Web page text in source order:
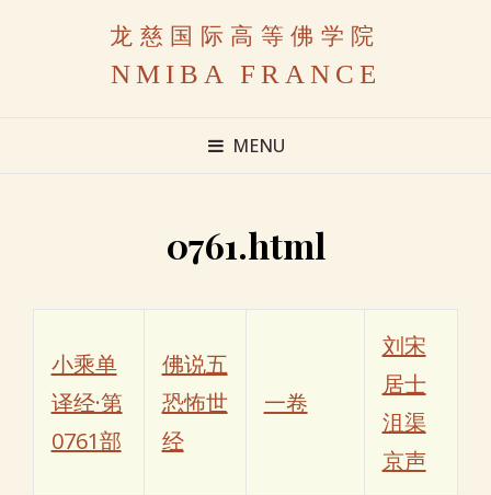
龙慈国际高等佛学院
NMIBA FRANCE
MENU
0761.html
小乘单
译经·第
0761部
佛说五
恐怖世
经
一卷
刘宋
居士
沮渠
京声